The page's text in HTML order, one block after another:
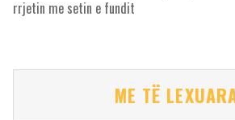
rrjetin me setin e fundit
ME TË